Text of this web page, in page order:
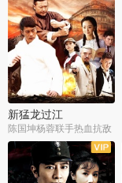
新猛龙过江
陈国坤杨蓉联手热血抗敌
全30集